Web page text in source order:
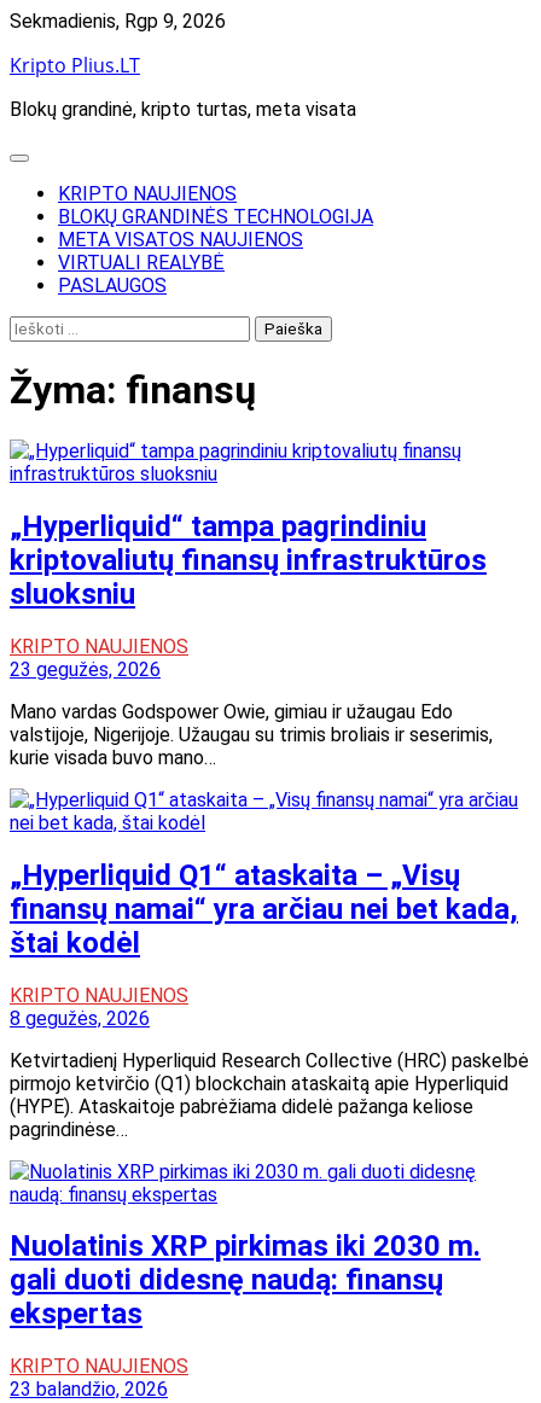
Skip
content
Sekmadienis, Rgp 9, 2026
Kripto Plius.LT
Blokų grandinė, kripto turtas, meta visata
KRIPTO NAUJIENOS
BLOKŲ GRANDINĖS TECHNOLOGIJA
META VISATOS NAUJIENOS
VIRTUALI REALYBĖ
PASLAUGOS
Ieškoti:
Žyma: finansų
„Hyperliquid“ tampa pagrindiniu
kriptovaliutų finansų infrastruktūros
sluoksniu
KRIPTO NAUJIENOS
23 gegužės, 2026
Mano vardas Godspower Owie, gimiau ir užaugau Edo
valstijoje, Nigerijoje. Užaugau su trimis broliais ir seserimis,
kurie visada buvo mano…
„Hyperliquid Q1“ ataskaita – „Visų
finansų namai“ yra arčiau nei bet kada,
štai kodėl
KRIPTO NAUJIENOS
8 gegužės, 2026
Ketvirtadienį Hyperliquid Research Collective (HRC) paskelbė
pirmojo ketvirčio (Q1) blockchain ataskaitą apie Hyperliquid
(HYPE). Ataskaitoje pabrėžiama didelė pažanga keliose
pagrindinėse…
Nuolatinis XRP pirkimas iki 2030 m.
gali duoti didesnę naudą: finansų
ekspertas
KRIPTO NAUJIENOS
23 balandžio, 2026